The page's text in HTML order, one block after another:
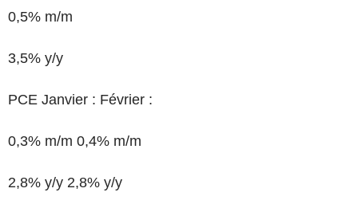
0,5% m/m
3,5% y/y
PCE Janvier : Février :
0,3% m/m 0,4% m/m
2,8% y/y 2,8% y/y